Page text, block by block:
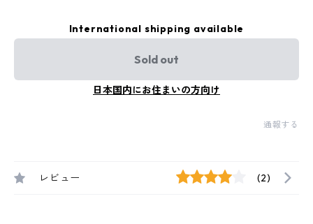
International shipping available
Sold out
日本国内にお住まいの方向け
通報する
レビュー (2)